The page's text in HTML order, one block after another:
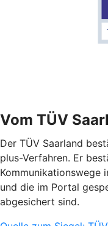
Vom TÜV
Der TÜV Saarland
plus-Verfahren. Er
Kommunikationswege
und die im Portal
abgesichert sind.